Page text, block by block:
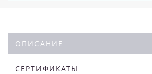
ОПИСАНИЕ
СЕРТИФИКАТЫ